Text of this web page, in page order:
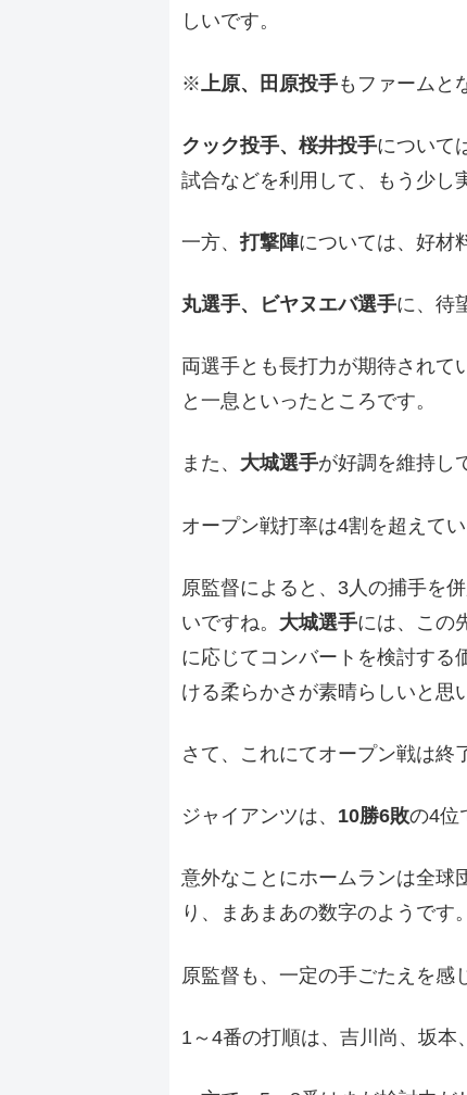
しいです。
※ 上原、田原投手もファームと
クック投手、桜井投手について
試合などを利用して、もう少し
一方、打撃陣については、好材
丸選手、ビヤヌエバ選手に、待
両選手とも長打力が期待されて
と一息といったところです。
また、 大城選手が好調を維持し
オープン戦打率は4割を超えてい
原監督によると、3人の捕手を
いですね。 大城選手には、この
に応じてコンバートを検討する
ける柔らかさが素晴らしいと思
さて、これにてオープン戦は終
ジャイアンツは、 10勝6敗の4位
意外なことにホームランは全球
り、まあまあの数字のようです。
原監督も、一定の手ごたえを感
1～4番の打順は、吉川尚、坂本